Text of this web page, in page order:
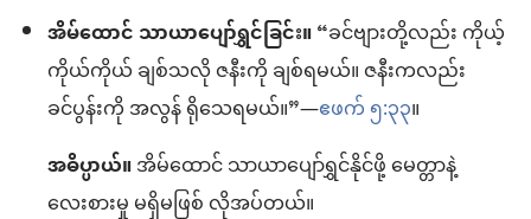
အိမ်ထောင် သာယာပျော်ရွှင်ခြင်း။“ခင်ဗျားတို့လည်း ကိုယ့်
ကိုယ်ကိုယ် ချစ်သလို ဇနီးကို ချစ်ရမယ်။ ဇနီးကလည်း
ခင်ပွန်းကို အလွန် ရိုသေရမယ်။”—ဧဖက် ၅:၃၃။
အဓိပ္ပာယ်။အိမ်ထောင် သာယာပျော်ရွှင်နိုင်ဖို့ မေတ္တာနဲ့
လေးစားမှု မရှိမဖြစ် လိုအပ်တယ်။